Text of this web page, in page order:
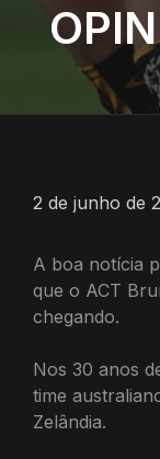
2 de junho de
A boa notícia
que o ACT
chegando.
Nos 30 anos
time
Zelândia.